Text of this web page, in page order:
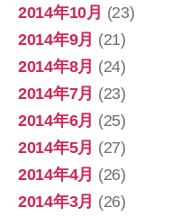
2014年10月 (23)
2014年9月 (21)
2014年8月 (24)
2014年7月 (23)
2014年6月 (25)
2014年5月 (27)
2014年4月 (26)
2014年3月 (26)